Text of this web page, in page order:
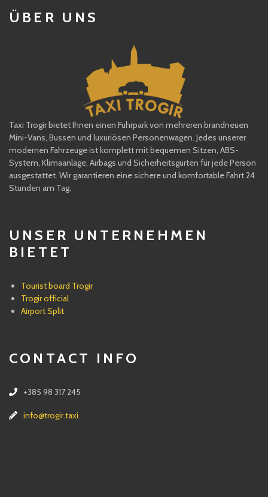
ÜBER UNS
Taxi Trogir bietet Ihnen einen Fuhrpark von mehreren brandneuen
Mini-Vans, Bussen und luxuriösen Personenwagen. Jedes unserer
modernen Fahrzeuge ist komplett mit bequemen Sitzen, ABS-
System, Klimaanlage, Airbags und Sicherheitsgurten für jede Person
ausgestattet. Wir garantieren eine sichere und komfortable Fahrt 24
Stunden am Tag.
UNSER UNTERNEHMEN
BIETET
Tourist board Trogir
Trogir official
Airport Split
CONTACT INFO
+385 98 317 245
info@trogir.taxi